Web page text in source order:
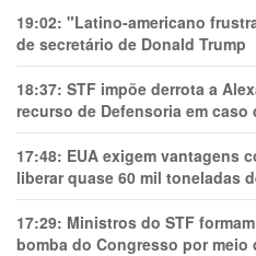
19:02: "Latino-americano
de secretário de Donald Trump
18:37: STF impõe derrota a
recurso de Defensoria em caso
17:48: EUA exigem vantagens
liberar quase 60 mil toneladas
17:29: Ministros do STF
bomba do Congresso por meio